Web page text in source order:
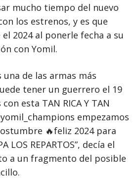
mucho tiempo del nuevo
los estrenos, y es que
2024 al ponerle fecha a su
con Yomil.
una de las armas más
tener un guerrero el 19
esta TAN RICA Y TAN
empezamos
🔥feliz 2024 para
LOS REPARTOS”, decía el
a un fragmento del posible